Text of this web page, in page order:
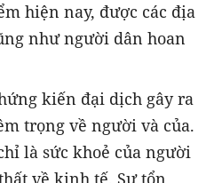
hiện nay, được các địa
như người dân hoan
kiến đại dịch gây ra
trọng về người và của.
là sức khoẻ của người